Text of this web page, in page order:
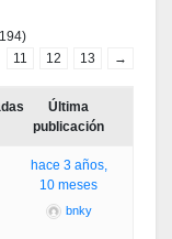
11 12 13 →
Última
publicación
hace 3 años,
10 meses
bnky